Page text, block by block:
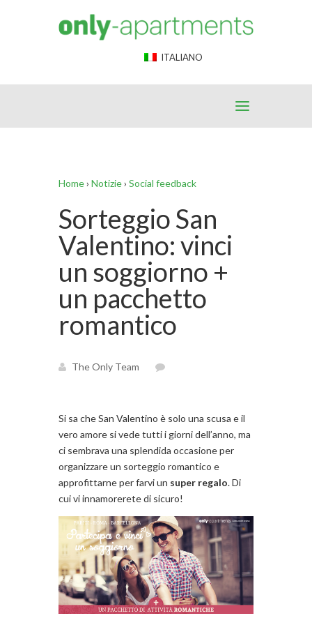
ITALIANO
Home› Notizie› Social feedback
Sorteggio San
Valentino: vinci
un soggiorno +
un pacchetto
romantico
The Only Team
Si sa che San Valentino è solo una scusa e il
vero amore si vede tutti i giorni dell’anno, ma
ci sembrava una splendida occasione per
organizzare un sorteggio romantico e
approfittarne per farvi un super regalo. Di
cui vi innamorerete di sicuro!